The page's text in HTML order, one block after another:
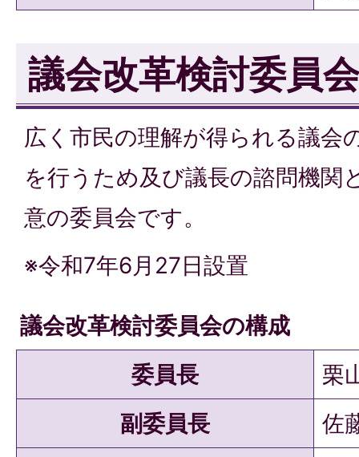
議会改革検討委員会
広く市民の理解が得られる議会
を行うため及び議長の諮問機関
意の委員会です。
※令和7年6月27日設置
議会改革検討委員会の構成
委員長
栗
副委員長
佐